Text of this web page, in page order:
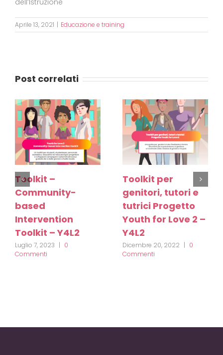
dell’Istruzione
Aprile 13, 2021 | Educazione e training
Post correlati
Toolkit –
Community-
based
Intervention
Toolkit – Y4L2
Luglio 7, 2023 | 0
Commenti
Toolkit per
genitori, tutori e
tutrici Progetto
Youth for Love 2 –
Y4L2
Dicembre 20, 2022 | 0
Commenti